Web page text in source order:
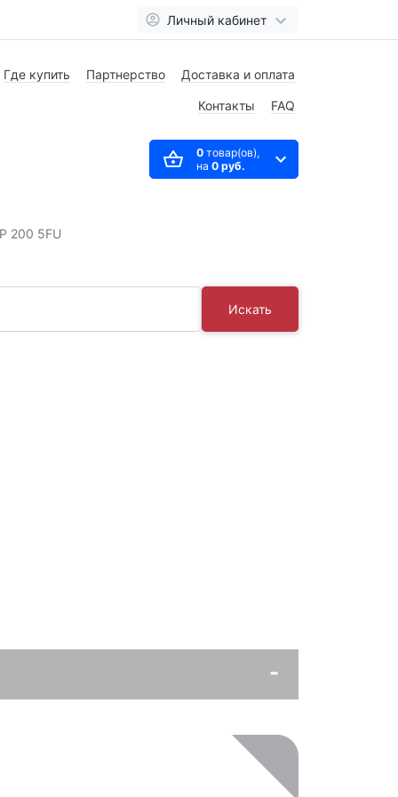
Личный кабинет
Где купить Партнерство Доставка и оплата
Контакты FAQ
0товар(ов),
на 0 руб.
200 5FU
Искать